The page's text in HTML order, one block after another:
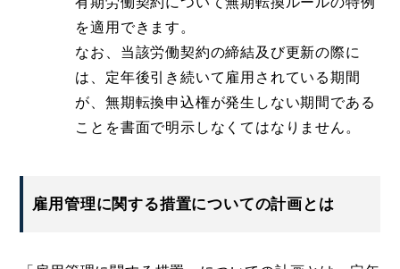
を適用できます。
なお、当該労働契約の締結及び更新の際に
は、定年後引き続いて雇用されている期間
が、無期転換申込権が発生しない期間である
ことを書面で明示しなくてはなりません。
雇用管理に関する措置についての計画とは